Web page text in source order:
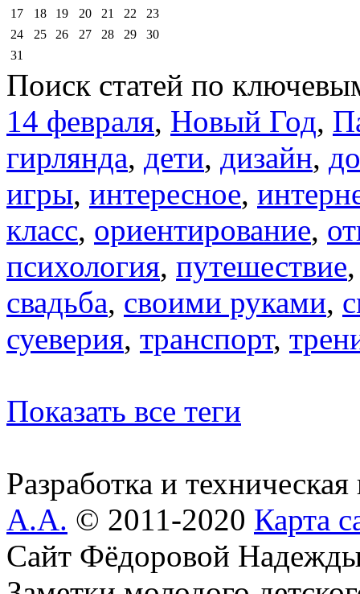
17
18 19 20 21 22
23
24
25 26 27 28 29
30
31
Поиск статей по
14 февраля, Новый Год,
гирлянда, дети, дизайн,
игры, интересное,
класс, ориентирование,
психология, путешествие
свадьба, своими руками,
суеверия, транспорт,
Показать все теги
Разработка и
А.А. © 2011-2020 Карта
Сайт Фёдоровой